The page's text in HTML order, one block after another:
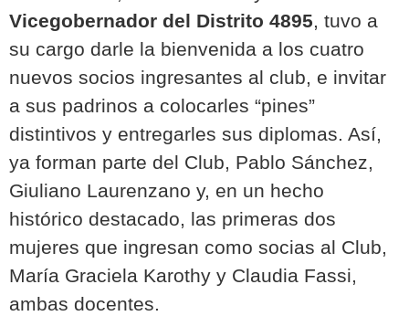
Vicegobernador del Distrito 4895, tuvo a
su cargo darle la bienvenida a los cuatro
nuevos socios ingresantes al club, e invitar
a sus padrinos a colocarles “pines”
distintivos y entregarles sus diplomas. Así,
ya forman parte del Club, Pablo Sánchez,
Giuliano Laurenzano y, en un hecho
histórico destacado, las primeras dos
mujeres que ingresan como socias al Club,
María Graciela Karothy y Claudia Fassi,
ambas docentes.